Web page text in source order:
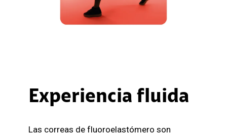
Experiencia fluida
Las correas de fluoroelastómero son